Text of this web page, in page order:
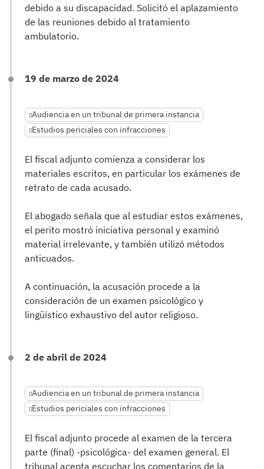
debido a su discapacidad. Solicitó el aplazamiento
de las reuniones debido al tratamiento
ambulatorio.
19 de marzo de 2024
Audiencia en un tribunal de primera instancia
Estudios periciales con infracciones
El fiscal adjunto comienza a considerar los
materiales escritos, en particular los exámenes de
retrato de cada acusado.
El abogado señala que al estudiar estos exámenes,
el perito mostró iniciativa personal y examinó
material irrelevante, y también utilizó métodos
anticuados.
A continuación, la acusación procede a la
consideración de un examen psicológico y
lingüístico exhaustivo del autor religioso.
2 de abril de 2024
Audiencia en un tribunal de primera instancia
Estudios periciales con infracciones
El fiscal adjunto procede al examen de la tercera
parte (final) -psicológica- del examen general. El
tribunal acepta escuchar los comentarios de la